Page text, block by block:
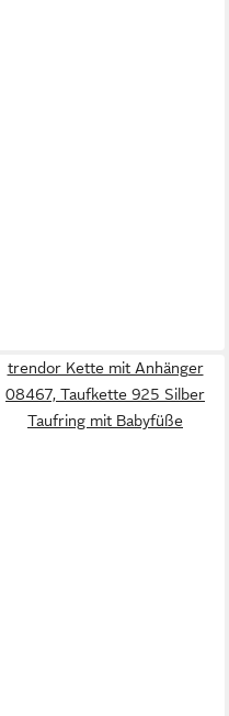
trendor Kette mit Anhänger
08467, Taufkette 925 Silber
Taufring mit Babyfüße